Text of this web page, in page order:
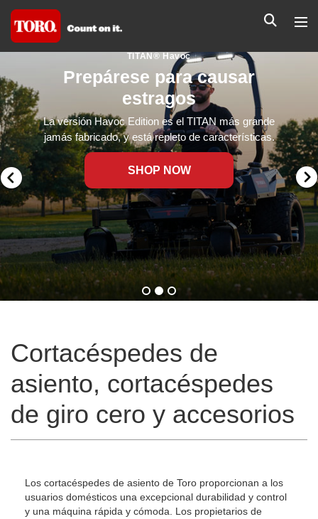
TITAN® Havoc
Prepárese para causar
estragos
La versión Havoc Edition es el TITAN más grande
jamás fabricado, y está repleto de características.
SHOP NOW
Cortacéspedes de
asiento, cortacéspedes
de giro cero y accesorios
Los cortacéspedes de asiento de Toro proporcionan a los
usuarios domésticos una excepcional durabilidad y control
y una máquina rápida y cómoda. Los propietarios de